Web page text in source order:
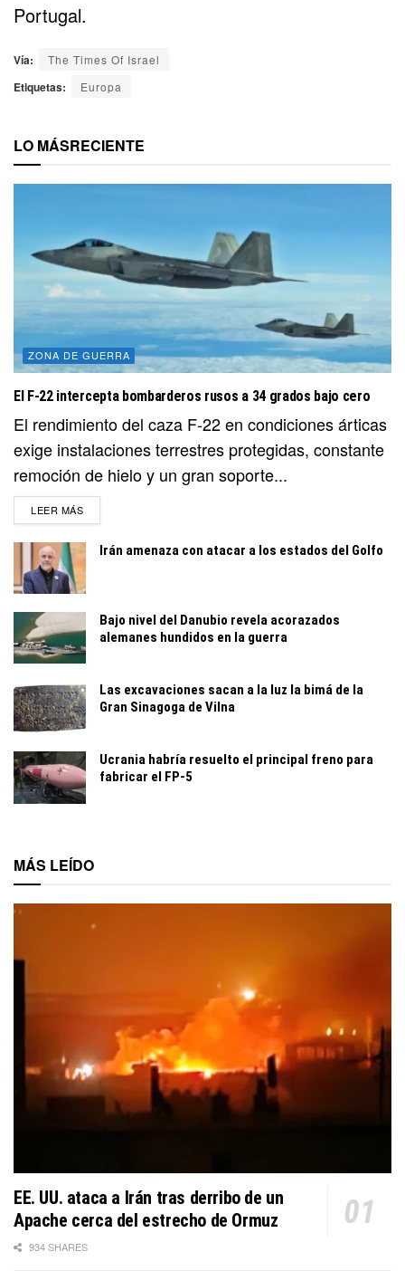
Portugal.
Vía: The Times Of Israel
Etiquetas: Europa
LO MÁSRECIENTE
ZONA DE GUERRA
El F-22 intercepta bombarderos rusos a 34 grados bajo cero
El rendimiento del caza F-22 en condiciones árticas
exige instalaciones terrestres protegidas, constante
remoción de hielo y un gran soporte...
LEER MÁSDETAILS
Irán amenaza con atacar a los estados del Golfo
Bajo nivel del Danubio revela acorazados
alemanes hundidos en la guerra
Las excavaciones sacan a la luz la bimá de la
Gran Sinagoga de Vilna
Ucrania habría resuelto el principal freno para
fabricar el FP-5
MÁS LEÍDO
EE. UU. ataca a Irán tras derribo de un
Apache cerca del estrecho de Ormuz
934 SHARES